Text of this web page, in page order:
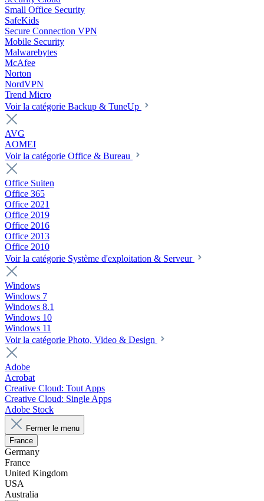
Small Office Security
SafeKids
Secure Connection VPN
Mobile Security
Malwarebytes
McAfee
Norton
NordVPN
Trend Micro
Voir la catégorie Backup & TuneUp
AVG
AOMEI
Voir la catégorie Office & Bureau
Office Suiten
Office 365
Office 2021
Office 2019
Office 2016
Office 2013
Office 2010
Voir la catégorie Système d'exploitation & Serveur
Windows
Windows 7
Windows 8.1
Windows 10
Windows 11
Voir la catégorie Photo, Video & Design
Adobe
Acrobat
Creative Cloud: Tout Apps
Creative Cloud: Single Apps
Adobe Stock
Fermer le menu
France
Germany
France
United Kingdom
USA
Australia